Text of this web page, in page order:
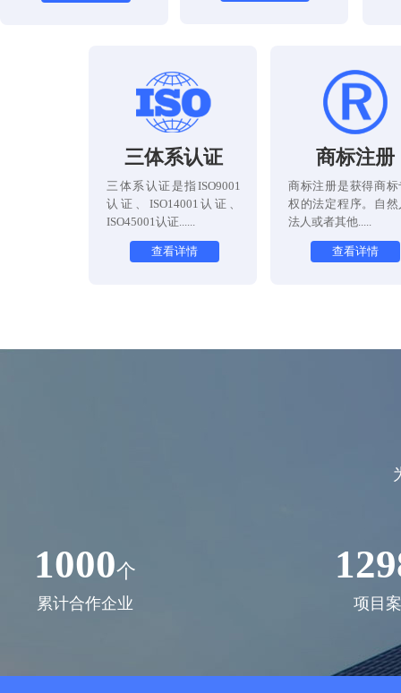
查看详情
三体系认证
三体系认证是指ISO9001
认证、ISO14001认证、
ISO45001认证......
商标注册是获得商标
权的法定程序。自然
法人或者其他.....
商标注册
查看详情
1000个
累计合作企业 项目